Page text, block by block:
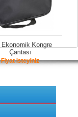
Ekonomik Kongre
Çantası
Fiyat isteyiniz